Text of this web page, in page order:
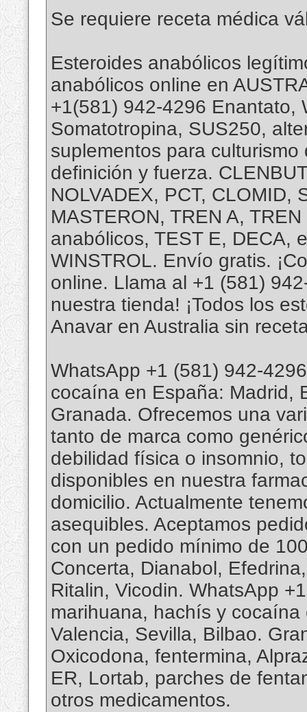
Se requiere receta médica
Esteroides anabólicos
anabólicos online en
+1(581) 942-4296 Enantato,
Somatotropina, SUS250,
suplementos para
definición y fuerza.
NOLVADEX, PCT, CLOMID,
MASTERON, TREN A,
anabólicos, TEST E, DECA,
WINSTROL. Envío gratis.
online. Llama al +1 (581)
nuestra tienda! ¡Todos los
Anavar en Australia sin
WhatsApp +1 (581) 942-
cocaína en España: Madrid,
Granada. Ofrecemos una
tanto de marca como
debilidad física o insomnio,
disponibles en nuestra
domicilio. Actualmente
asequibles. Aceptamos
con un pedido mínimo de
Concerta, Dianabol,
Ritalin, Vicodin. WhatsApp
marihuana, hachís y
Valencia, Sevilla, Bilbao.
Oxicodona, fentermina,
ER, Lortab, parches de
otros medicamentos.